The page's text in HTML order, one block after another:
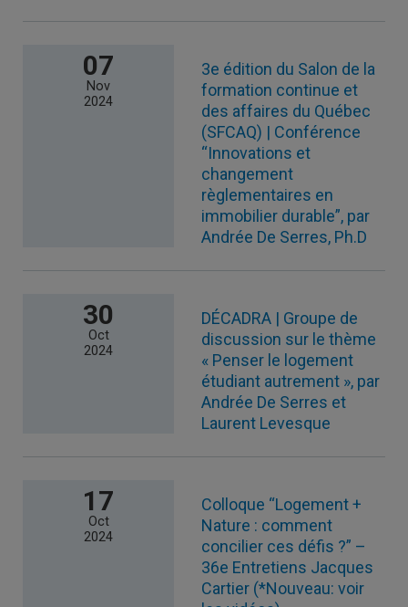
07
Nov
2024
3e édition du Salon de la
formation continue et
des affaires du Québec
(SFCAQ) | Conférence
“Innovations et
changement
règlementaires en
immobilier durable”, par
Andrée De Serres, Ph.D
30
Oct
2024
DÉCADRA | Groupe de
discussion sur le thème
« Penser le logement
étudiant autrement », par
Andrée De Serres et
Laurent Levesque
17
Oct
2024
Colloque “Logement +
Nature : comment
concilier ces défis ?” –
36e Entretiens Jacques
Cartier (*Nouveau: voir